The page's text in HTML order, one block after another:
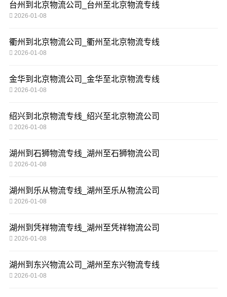
台州到北京物流公司_台州至北京物流专线
2026-01-08
衢州到北京物流公司_衢州至北京物流专线
2026-01-08
金华到北京物流公司_金华至北京物流专线
2026-01-08
绍兴到北京物流专线_绍兴至北京物流公司
2026-01-08
湖州到石狮物流专线_湖州至石狮物流公司
2026-01-08
湖州到乐从物流专线_湖州至乐从物流公司
2026-01-08
湖州到凭祥物流专线_湖州至凭祥物流公司
2026-01-08
湖州到东兴物流公司_湖州至东兴物流专线
2026-01-08